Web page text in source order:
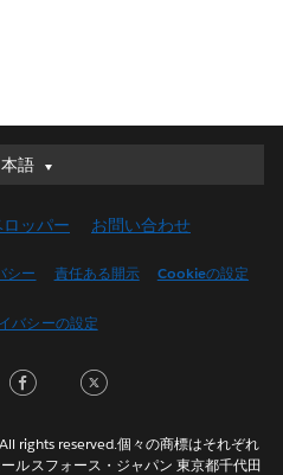
語
本語
(UK)
(Canada)
ッパー お問い合わせ
シー 責任ある開示 Cookieの設定
バシーの設定
Facebook
rights reserved.個々の商標はそれぞれ
ルスフォース・ジャパン 東京都千代田